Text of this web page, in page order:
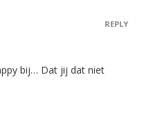
bij… Dat jij dat niet
REPLY